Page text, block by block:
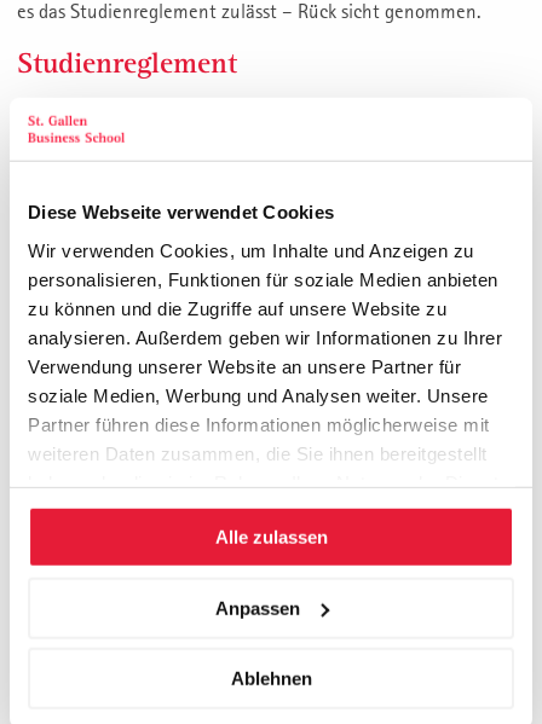
Diese Webseite verwendet Cookies
Wir verwenden Cookies, um Inhalte und Anzeigen zu
personalisieren, Funktionen für soziale Medien anbieten
zu können und die Zugriffe auf unsere Website zu
analysieren. Außerdem geben wir Informationen zu Ihrer
Verwendung unserer Website an unsere Partner für
soziale Medien, Werbung und Analysen weiter. Unsere
Partner führen diese Informationen möglicherweise mit
weiteren Daten zusammen, die Sie ihnen bereitgestellt
gesammelt haben.
Alle zulassen
Anpassen
Ablehnen
es das Studienreglement zulässt – Rück sicht genommen.
Studienreglement
Das Studienrelement, das Sie bei uns im Sekretariat anfordern
können, ist für alle Studierenden verbindlich.
Studiengebühr
Die Studiengebühr (zzgl. gesetzl. MwSt.) beinhaltet die Kosten
für die Semi­narbesuche, Kolloquien, Seminarunterlagen und
alfälligen Prüfungen. Nicht enthalten sind sämtliche Hotel­leis­
tungen (Übernachtungen, Verpflegung, Tages­pau­schalen der
Hotels bzw. Seminarzentren), welche im Rahmen der Seminar-
und Kolloquiumsbesuche anfallen. Diese sind am jeweiligen
Veranstaltungsort direkt von den Teilnehmern zu bezahlen.
Die Studiengebühr ist wie folgt zu bezahlen:
Teilrechnung 1: Abschlagszahlung, ca. 30 – 35%, bis 15
Tage vor Studienbeginn
Teilrechnung 2: 3 Monate nach Studienbeginn
Teilrechnung 3: 6 Monate nach Studienbeginn
defi nitiven Studienplans ermittel werden. Je nach